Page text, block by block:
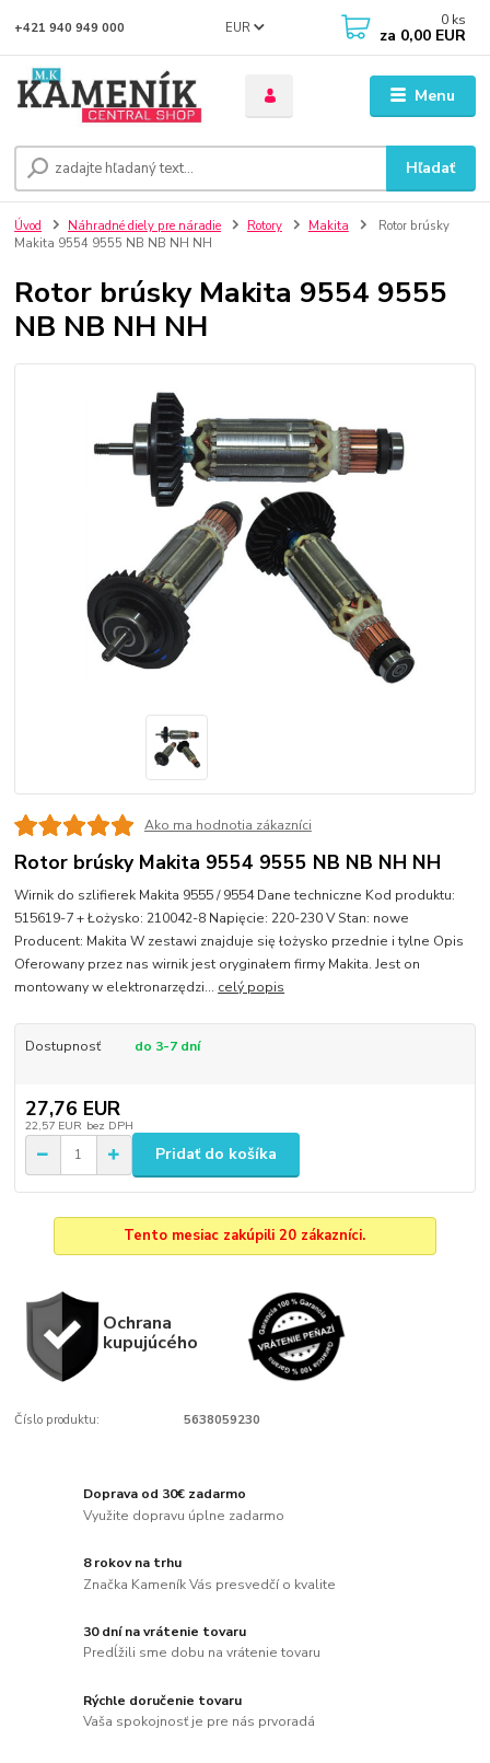
Menu
EUR
Hľadať
+421 940 949 000 0 ks
za 0,00 EUR
Úvod Náhradné diely pre náradie Rotory Makita
Rotor brúsky
Makita 9554 9555 NB NB NH NH
Rotor brúsky Makita 9554 9555
NB NB NH NH
Ako ma hodnotia zákazníci
Rotor brúsky Makita 9554 9555 NB NB NH NH
Wirnik do szlifierek Makita 9555 / 9554 Dane techniczne Kod produktu:
515619-7 + Łożysko: 210042-8 Napięcie: 220-230 V Stan: nowe
Producent: Makita W zestawi znajduje się łożysko przednie i tylne Opis
Oferowany przez nas wirnik jest oryginałem firmy Makita. Jest on
montowany w elektronarzędzi... celý popis
Dostupnosť do 3-7 dní
27,76 EUR
22,57 EUR bez DPH
Pridať do košíka
Tento mesiac zakúpili 20 zákazníci.
Ochrana
kupujúcého
Číslo produktu: 5638059230
Doprava od 30€ zadarmo
Využite dopravu úplne zadarmo
8 rokov na trhu
Značka Kameník Vás presvedčí o kvalite
30 dní na vrátenie tovaru
Predĺžili sme dobu na vrátenie tovaru
Rýchle doručenie tovaru
Vaša spokojnosť je pre nás prvoradá